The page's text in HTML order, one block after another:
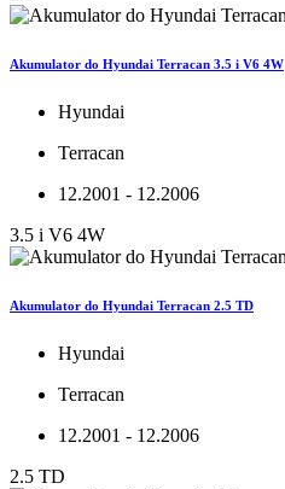
Akumulator do Hyundai Terracan 3.5 i V6 4W
Hyundai
Terracan
12.2001 - 12.2006
3.5 i V6 4W
Akumulator do Hyundai Terracan 2.5 TD
Hyundai
Terracan
12.2001 - 12.2006
2.5 TD